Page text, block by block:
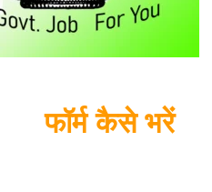
फॉर्म कैसे भरें